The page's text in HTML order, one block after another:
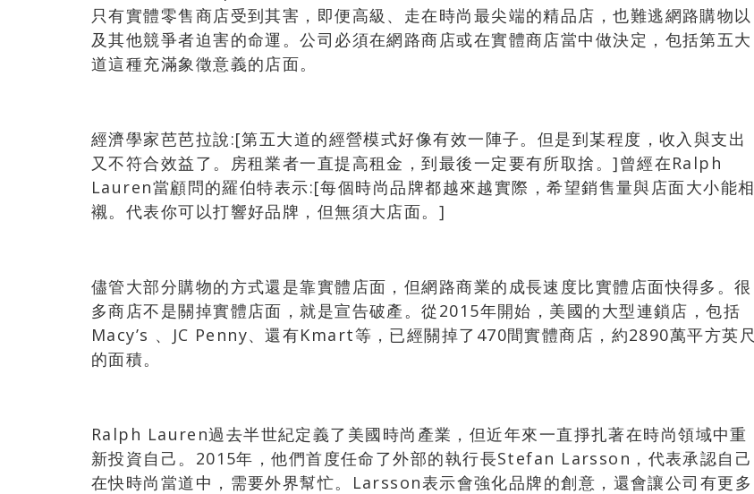
只有實體零售商店受到其害，即便高級、走在時尚最尖端的精品店，也難逃網路購物以
及其他競爭者迫害的命運。公司必須在網路商店或在實體商店當中做決定，包括第五大
道這種充滿象徵意義的店面。
經濟學家芭芭拉說:[第五大道的經營模式好像有效一陣子。但是到某程度，收入與支出
又不符合效益了。房租業者一直提高租金，到最後一定要有所取捨。]曾經在Ralph
Lauren當顧問的羅伯特表示:[每個時尚品牌都越來越實際，希望銷售量與店面大小能相
襯。代表你可以打響好品牌，但無須大店面。]
儘管大部分購物的方式還是靠實體店面，但網路商業的成長速度比實體店面快得多。很
多商店不是關掉實體店面，就是宣告破產。從2015年開始，美國的大型連鎖店，包括
Macy’s 、JC Penny、還有Kmart等，已經關掉了470間實體商店，約2890萬平方英尺
的面積。
Ralph Lauren過去半世紀定義了美國時尚產業，但近年來一直掙扎著在時尚領域中重
新投資自己。2015年，他們首度任命了外部的執行長Stefan Larsson，代表承認自己
在快時尚當道中，需要外界幫忙。Larsson表示會強化品牌的創意，還會讓公司有更多